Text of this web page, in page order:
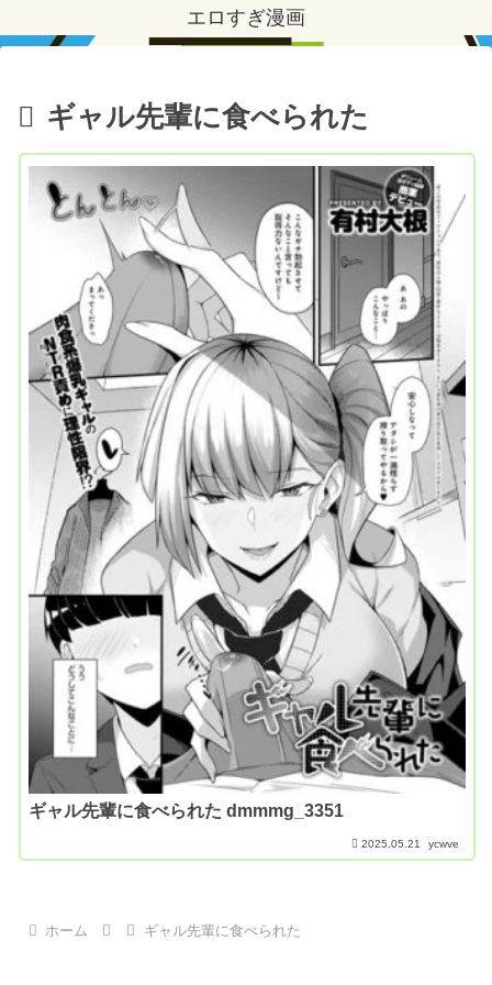
エロすぎ漫画
ギャル先輩に食べられた
ギャル先輩に食べられた dmmmg_3351
2025.05.21 ycwve
ホーム ギャル先輩に食べられた